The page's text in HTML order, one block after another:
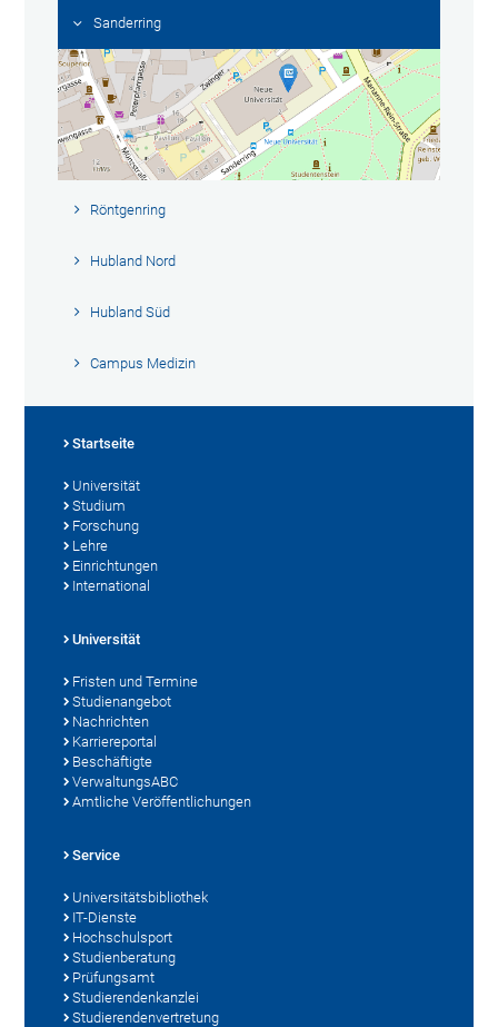
Sanderring
Röntgenring
Hubland Nord
Hubland Süd
Campus Medizin
Startseite
Universität
Studium
Forschung
Lehre
Einrichtungen
International
Universität
Fristen und Termine
Studienangebot
Nachrichten
Karriereportal
Beschäftigte
VerwaltungsABC
Amtliche Veröffentlichungen
Service
Universitätsbibliothek
IT-Dienste
Hochschulsport
Studienberatung
Prüfungsamt
Studierendenkanzlei
Studierendenvertretung